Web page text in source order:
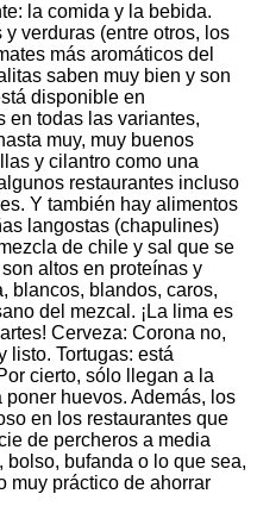
la comida y la bebida.
verduras (entre otros, los
más aromáticos del
saben muy bien y son
disponible en
en todas las variantes,
muy, muy buenos
y cilantro como una
restaurantes incluso
Y también hay alimentos
langostas (chapulines)
de chile y sal que se
altos en proteínas y
blancos, blandos, caros,
del mezcal. ¡La lima es
Cerveza: Corona no,
listo. Tortugas: está
cierto, sólo llegan a la
huevos. Además, los
en los restaurantes que
de percheros a media
bufanda o lo que sea,
muy práctico de ahorrar